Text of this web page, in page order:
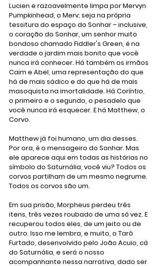
Lucien e razoavelmente limpa por Mervyn
Pumpkinhead, o Merv; seja na própria
tessitura do espaço do Sonhar – inclusive,
o coração do Sonhar, um senhor muito
bondoso chamado Fiddler's Green, é na
verdade o jardim mais bonito que você
nunca irá conhecer. Há também os irmãos
Caim e Abel, uma representação do que
há de mais sádico e do que há de mais
masoquista na imortalidade. Há Coríntio,
o primeiro e o segundo, o pesadelo que
você nunca irá esquecer. E há Matthew, o
Corvo.
Matthew já foi humano, um dia desses.
Por ora, é o mensageiro do Sonhar. Mas
ele aparece aqui em todas as histórias no
símbolo do Saturnália, você viu? Todos os
corvos partilham de um mesmo negrume.
Todos os corvos são um.
Em sua prisão, Morpheus perdeu três
itens, três vezes roubado de uma só vez. E
recuperou todos eles, de um jeito ou de
outro. Isso me lembra, e muito, o Tarô
Furtado, desenvolvido pelo João Acuio, cá
do Saturnália, e será o nosso
acompanhante nessa narrativa, dado ser